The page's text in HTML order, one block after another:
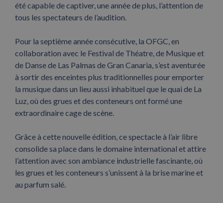
été capable de captiver, une année de plus, l’attention de
tous les spectateurs de l’audition.
Pour la septième année consécutive, la OFGC, en
collaboration avec le Festival de Théatre, de Musique et
de Danse de Las Palmas de Gran Canaria, s’est aventurée
à sortir des enceintes plus traditionnelles pour emporter
la musique dans un lieu aussi inhabituel que le quai de La
Luz, où des grues et des conteneurs ont formé une
extraordinaire cage de scène.
Grâce à cette nouvelle édition, ce spectacle à l’air libre
consolide sa place dans le domaine international et attire
l’attention avec son ambiance industrielle fascinante, où
les grues et les conteneurs s’unissent à la brise marine et
au parfum salé.